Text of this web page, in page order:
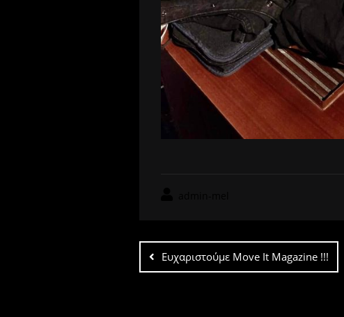
Post
navigation
Ευχαριστούμε Move It Magazine !!!